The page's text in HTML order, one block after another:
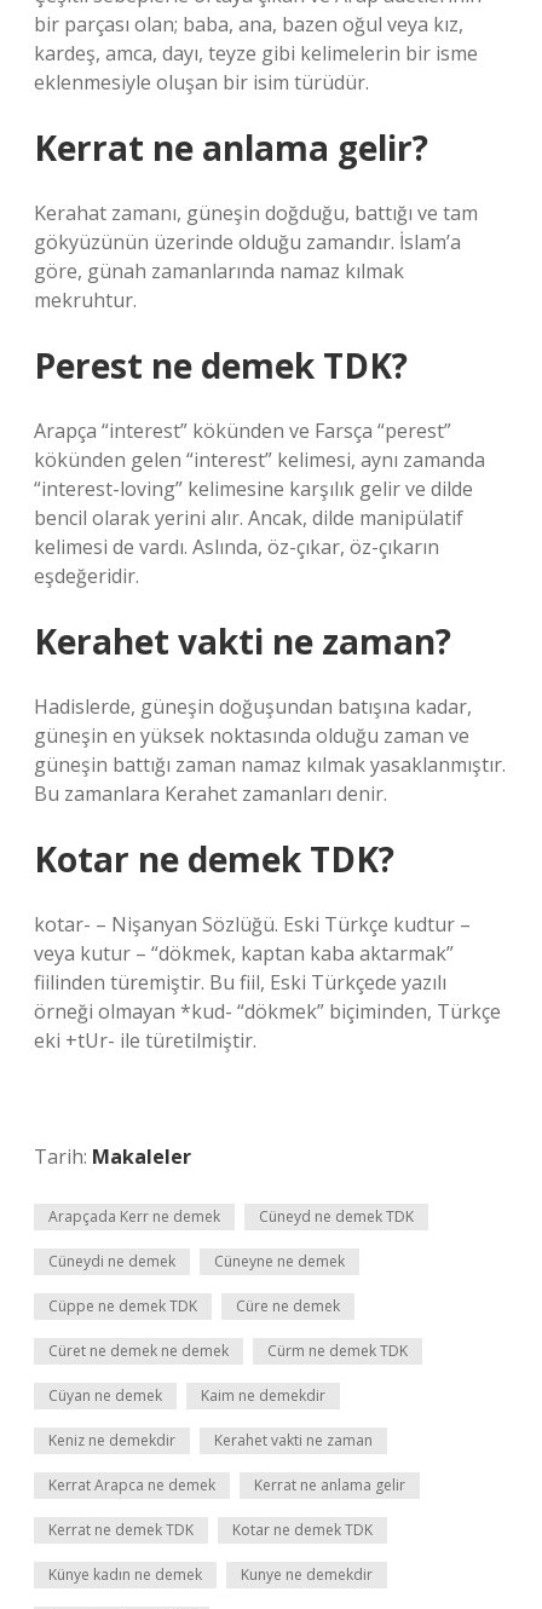
bir parçası olan; baba, ana, bazen oğul veya kız,
kardeş, amca, dayı, teyze gibi kelimelerin bir isme
eklenmesiyle oluşan bir isim türüdür.
Kerrat ne anlama gelir?
Kerahat zamanı, güneşin doğduğu, battığı ve tam
gökyüzünün üzerinde olduğu zamandır. İslam’a
göre, günah zamanlarında namaz kılmak
mekruhtur.
Perest ne demek TDK?
Arapça “interest” kökünden ve Farsça “perest”
kökünden gelen “interest” kelimesi, aynı zamanda
“interest-loving” kelimesine karşılık gelir ve dilde
bencil olarak yerini alır. Ancak, dilde manipülatif
kelimesi de vardı. Aslında, öz-çıkar, öz-çıkarın
eşdeğeridir.
Kerahet vakti ne zaman?
Hadislerde, güneşin doğuşundan batışına kadar,
güneşin en yüksek noktasında olduğu zaman ve
güneşin battığı zaman namaz kılmak yasaklanmıştır.
Bu zamanlara Kerahet zamanları denir.
Kotar ne demek TDK?
kotar- – Nişanyan Sözlüğü. Eski Türkçe kudtur –
veya kutur – “dökmek, kaptan kaba aktarmak”
fiilinden türemiştir. Bu fiil, Eski Türkçede yazılı
örneği olmayan *kud- “dökmek” biçiminden, Türkçe
eki +tUr- ile türetilmiştir.
Tarih: Makaleler
Arapçada Kerr ne demek Cüneyd ne demek TDK
Cüneydi ne demek Cüneyne ne demek
Cüppe ne demek TDK Cüre ne demek
Cüret ne demek ne demek Cürm ne demek TDK
Cüyan ne demek Kaim ne demekdir
Keniz ne demekdir Kerahet vakti ne zaman
Kerrat Arapca ne demek Kerrat ne anlama gelir
Kerrat ne demek TDK Kotar ne demek TDK
Künye kadın ne demek Kunye ne demekdir